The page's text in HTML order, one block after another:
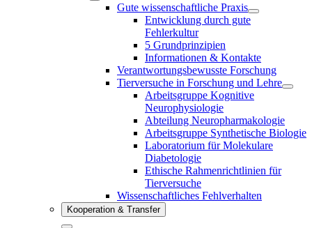
Gute wissenschaftliche Praxis
Entwicklung durch gute
Fehlerkultur
5 Grundprinzipien
Informationen & Kontakte
Verantwortungsbewusste Forschung
Tierversuche in Forschung und Lehre
Arbeitsgruppe Kognitive
Neurophysiologie
Abteilung Neuropharmakologie
Arbeitsgruppe Synthetische Biologie
Laboratorium für Molekulare
Diabetologie
Ethische Rahmenrichtlinien für
Tierversuche
Wissenschaftliches Fehlverhalten
Kooperation & Transfer